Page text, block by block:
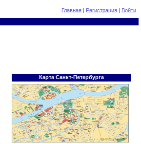
Главная | Регистрация | Войти
Карта Санкт-Петербурга